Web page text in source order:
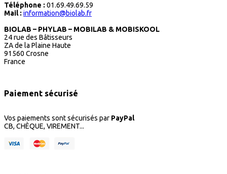
Téléphone : 01.69.49.69.59
Mail : information@biolab.fr
BIOLAB – PHYLAB – MOBILAB & MOBISKOOL
24 rue des Bâtisseurs
ZA de la Plaine Haute
91560 Crosne
France
Paiement sécurisé
Vos paiements sont sécurisés par PayPal
CB, CHÈQUE, VIREMENT...